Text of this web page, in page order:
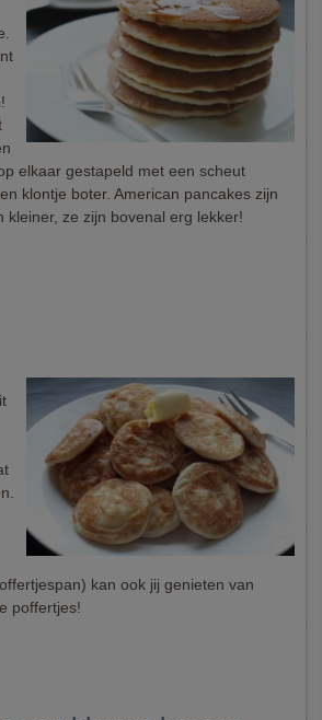
elkaar gestapeld met een scheut
klontje boter. American pancakes zijn
kleiner, ze zijn bovenal erg lekker!
kan ook jij genieten van
poffertjes!